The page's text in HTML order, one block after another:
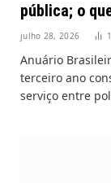
pública; o
julho 28, 2026
Anuário
terceiro ano
serviço entre